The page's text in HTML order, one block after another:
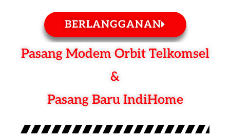
BERLANGGANAN
Pasang Modem Orbit Telkomsel
&
Pasang Baru IndiHome